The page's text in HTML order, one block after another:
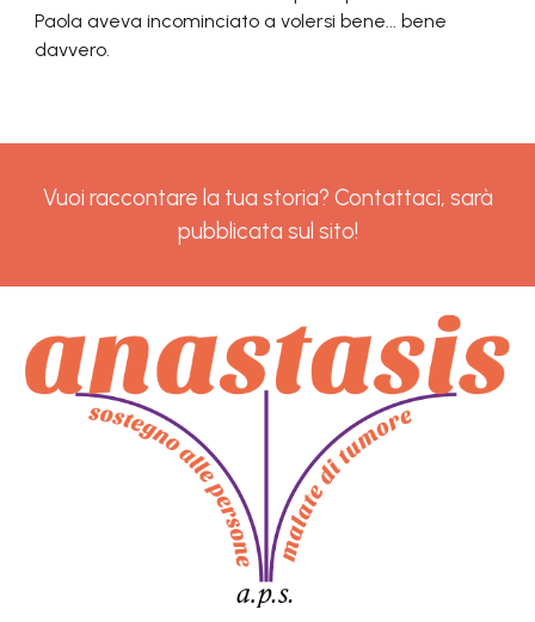
Paola aveva incominciato a volersi bene... bene
davvero.
Vuoi raccontare la tua storia? Contattaci, sarà
pubblicata sul sito!